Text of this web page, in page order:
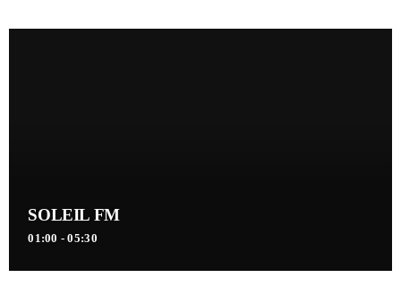
SOLEIL FM
01:00 - 05:30